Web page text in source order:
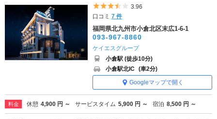
5つ星のうち3.5
3.96
口コミ7 件
福岡県北九州市小倉北区末広1-6-1
093-967-8860
ケイエスグループ
小倉駅 (徒歩10分)
小倉駅北IC (車2分)
Googleマップで開く
料金 休憩 4,900 円 ～ サービスタイム 5,900 円 ～ 宿泊 8,500 円 ～